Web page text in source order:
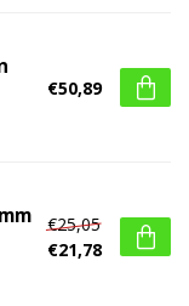
€50,89
€25,05
€21,78